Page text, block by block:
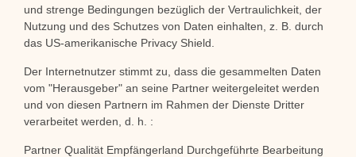
und strenge Bedingungen bezüglich der Vertraulichkeit, der
Nutzung und des Schutzes von Daten einhalten, z. B. durch
das US-amerikanische Privacy Shield.
Der Internetnutzer stimmt zu, dass die gesammelten Daten
vom "Herausgeber" an seine Partner weitergeleitet werden
und von diesen Partnern im Rahmen der Dienste Dritter
verarbeitet werden, d. h. :
Partner Qualität Empfängerland Durchgeführte Bearbeitung